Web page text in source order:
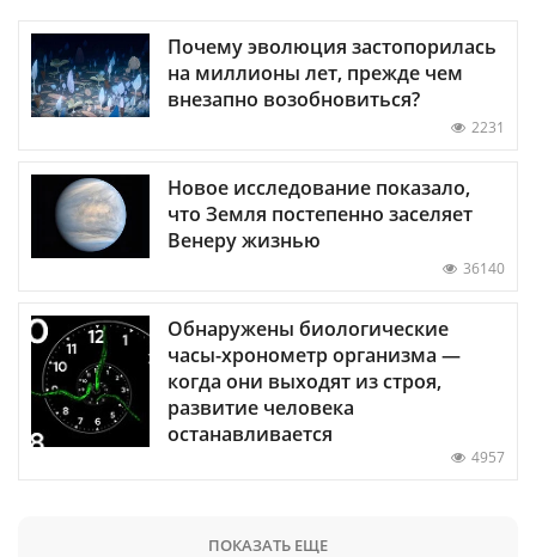
Почему эволюция застопорилась
на миллионы лет, прежде чем
внезапно возобновиться?
2231
Новое исследование показало,
что Земля постепенно заселяет
Венеру жизнью
36140
Обнаружены биологические
часы-хронометр организма —
когда они выходят из строя,
развитие человека
останавливается
4957
ПОКАЗАТЬ ЕЩЕ